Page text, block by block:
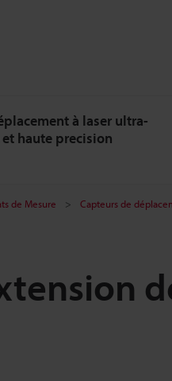
à laser ultra-
haute precision
de Mesure Capteurs de